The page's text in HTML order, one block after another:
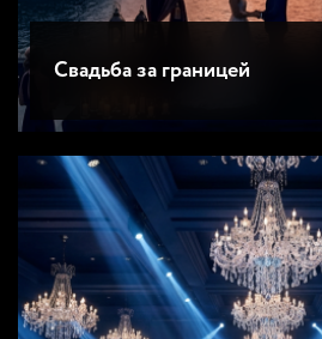
Свадьба за границей